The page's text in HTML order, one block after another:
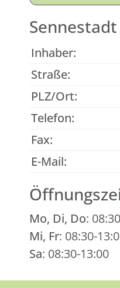
Inhaber:
Straße:
PLZ/Ort:
Telefon:
Fax:
E-Mail:
Mo, Di, Do:
Mi, Fr: 08:30-
Sa: 08:30-13:00